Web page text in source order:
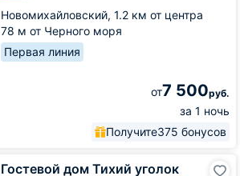
Новомихайловский, 1.2 км от центра
78 м от Черного моря
Первая линия
от7 500руб.
за 1 ночь
Получите375 бонусов
Гостевой дом Тихий уголок